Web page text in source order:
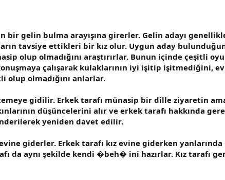
gelin bulma arayışına girerler. Gelin adayı
tavsiye ettikleri bir kız olur. Uygun aday
olup olmadığını araştırırlar. Bunun içinde çeşitli
çalışarak kulaklarının iyi işitip işitmediğini,
olup olmadığını anlarlar.
gidilir. Erkek tarafı münasip bir dille ziyaretin
düşüncelerini alır ve erkek tarafı hakkında
yeniden davet edilir.
giderler. Erkek tarafı kız evine giderken
da aynı şekilde kendi �beh� ini hazırlar. Kız tarafı